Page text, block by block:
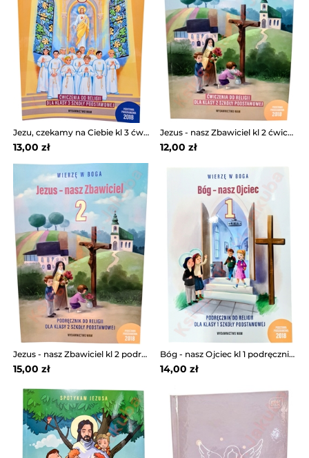
Jezu, czekamy na Ciebie kl 3 ćwiczenia WAM
13,00 zł
Jezus - nasz Zbawiciel kl 2 ćwiczenia WAM
12,00 zł
Jezus - nasz Zbawiciel kl 2 podręcznik WAM
15,00 zł
Bóg - nasz Ojciec kl 1 podręcznik WAM
14,00 zł